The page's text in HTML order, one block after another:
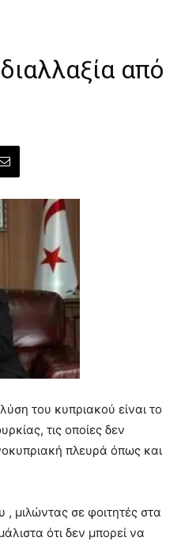
από
του κυπριακού είναι το
τις οποίες δεν
πλευρά όπως και
μιλώντας σε φοιτητές στα
ότι δεν μπορεί να